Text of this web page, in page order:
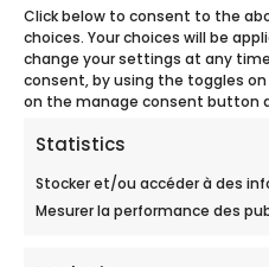
Click below to consent to the
choices. Your choices will be
change your settings at any
consent, by using the toggles on
on the manage consent button
Statistics
Stocker et/ou accéder à des
Mesurer la performance des
Vous souhaitez en savoir
FAQ ou contactez notre
échanger sur votre projet.